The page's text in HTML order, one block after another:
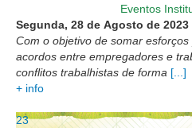
Galeria de Fotos
Redes Sociais
Fale com a Comunicação
Logomarca
Eventos
Segunda, 28 de Agosto de 2023
Com o objetivo de somar
acordos entre empregadores e
conflitos trabalhistas de forma [...]
+ info
23